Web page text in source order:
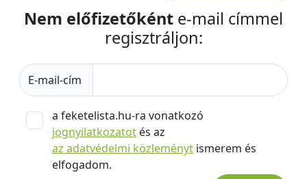
Nem előfizetőként e-mail címmel
regisztráljon:
E-mail-cím
a feketelista.hu-ra vonatkozó
jognyilatkozatot és az
az adatvédelmi közleményt ismerem és
elfogadom.